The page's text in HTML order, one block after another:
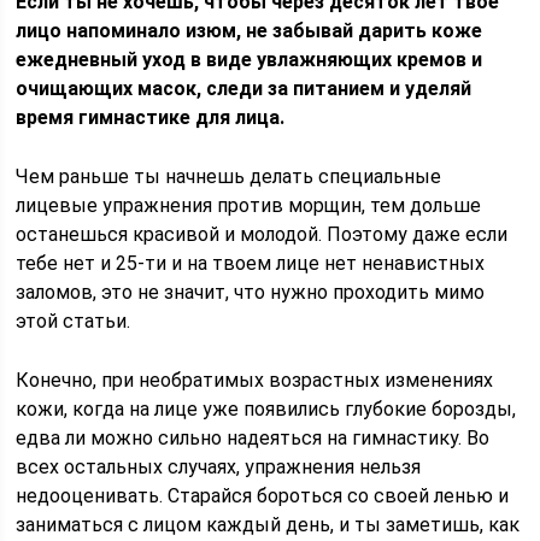
лицо напоминало изюм, не забывай дарить коже
ежедневный уход в виде увлажняющих кремов и
очищающих масок, следи за питанием и уделяй
время гимнастике для лица.
Чем раньше ты начнешь делать специальные
лицевые упражнения против морщин, тем дольше
останешься красивой и молодой. Поэтому даже если
тебе нет и 25-ти и на твоем лице нет ненавистных
заломов, это не значит, что нужно проходить мимо
этой статьи.
Конечно, при необратимых возрастных изменениях
кожи, когда на лице уже появились глубокие борозды,
едва ли можно сильно надеяться на гимнастику. Во
всех остальных случаях, упражнения нельзя
недооценивать. Старайся бороться со своей ленью и
заниматься с лицом каждый день, и ты заметишь, как